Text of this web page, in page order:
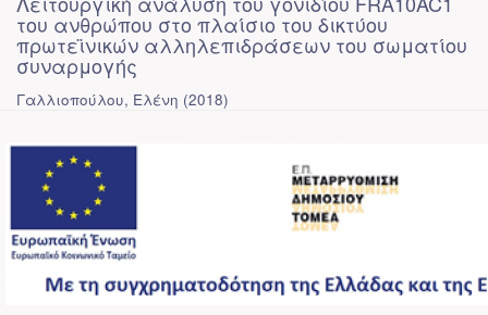
του ανθρώπου στο πλαίσιο του δικτύου
πρωτεϊνικών αλληλεπιδράσεων του σωματίου
συναρμογής
Γαλλιοπούλου, Ελένη (2018)